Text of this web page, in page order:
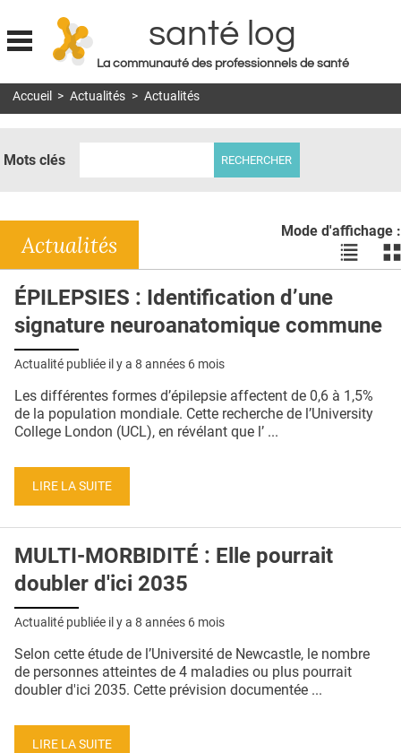
Jump to navigation
santé log
La communauté des professionnels de santé
MON COMPTE
DOSSIERS
RÉSEAUX
E-REVUE SAD
THÉMA
QUI SOMMES-NOUS ?
CONDITIONS GÉNÉRALES
CRÉDITS
Accueil > Actualités > Actualités
Mots clés
Mode d'affichage :
Voir
les
liste
les
Actualités
ÉPILEPSIES : Identification d’une
signature neuroanatomique commune
Actualité publiée il y a 8 années 6 mois
Les différentes formes d’épilepsie affectent de 0,6 à 1,5%
de la population mondiale. Cette recherche de l’University
College London (UCL), en révélant que l’ ...
LIRE LA SUITE
MULTI-MORBIDITÉ : Elle pourrait
doubler d'ici 2035
Actualité publiée il y a 8 années 6 mois
Selon cette étude de l’Université de Newcastle, le nombre
de personnes atteintes de 4 maladies ou plus pourrait
doubler d'ici 2035. Cette prévision documentée ...
LIRE LA SUITE